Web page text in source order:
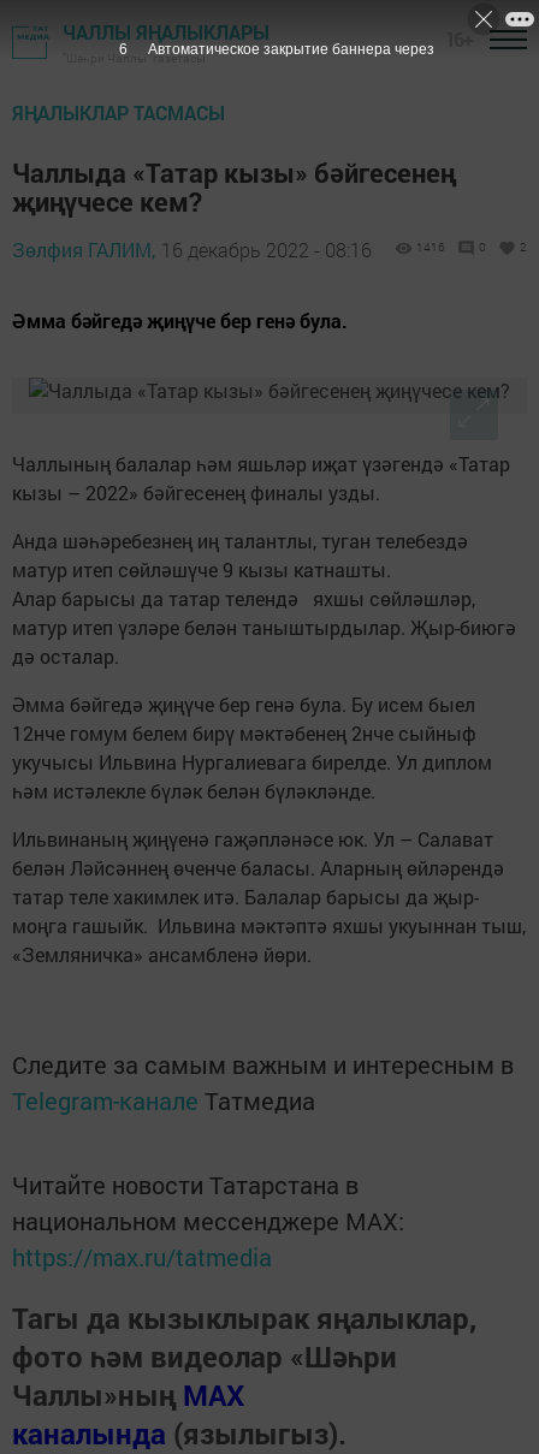
ЧАЛЛЫ ЯҢАЛЫКЛАРЫ
"Шәһри Чаллы" газетасы
ЯҢАЛЫКЛАР ТАСМАСЫ
Чаллыда «Татар кызы» бәйгесенең
җиңүчесе кем?
Зөлфия ГАЛИМ, 16 декабрь 2022 - 08:16 1416 0 2
Әмма бәйгедә җиңүче бер генә була.
Чаллының балалар һәм яшьләр иҗат үзәгендә «Татар
кызы – 2022» бәйгесенең финалы узды.
Анда шәһәребезнең иң талантлы, туган телебездә
матур итеп сөйләшүче 9 кызы катнашты.
Алар барысы да татар телендә яхшы сөйләшләр,
матур итеп үзләре белән таныштырдылар. Җыр-биюгә
дә осталар.
Әмма бәйгедә җиңүче бер генә була. Бу исем быел
12нче гомум белем бирү мәктәбенең 2нче сыйныф
укучысы Ильвина Нургалиевага бирелде. Ул диплом
һәм истәлекле бүләк белән бүләкләнде.
Ильвинаның җиңүенә гаҗәпләнәсе юк. Ул – Салават
белән Ләйсәннең өченче баласы. Аларның өйләрендә
татар теле хакимлек итә. Балалар барысы да җыр-
моңга гашыйк. Ильвина мәктәптә яхшы укуыннан тыш,
«Земляничка» ансамбленә йөри.
Следите за самым важным и интересным в
Telegram-канале Татмедиа
Читайте новости Татарстана в
национальном мессенджере MАХ:
https://max.ru/tatmedia
Тагы да кызыклырак яңалыклар,
фото һәм видеолар «Шәһри
Чаллы»ның MAX
каналында (язылыгыз).
4 Автоматическое закрытие баннера через